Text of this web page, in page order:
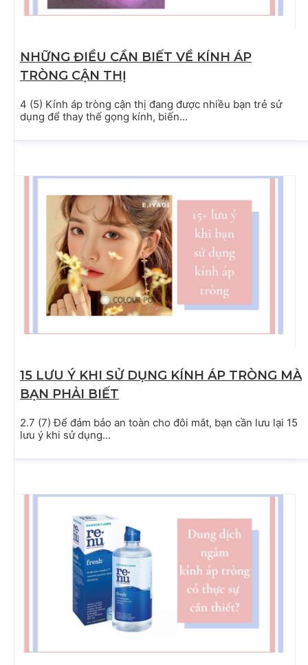
NHỮNG ĐIỀU CẦN BIẾT VỀ KÍNH ÁP
TRÒNG CẬN THỊ
4 (5) Kính áp tròng cận thị đang được nhiều bạn trẻ sử
dụng để thay thế gọng kính, biến...
15 LƯU Ý KHI SỬ DỤNG KÍNH ÁP TRÒNG MÀ
BẠN PHẢI BIẾT
2.7 (7) Để đảm bảo an toàn cho đôi mắt, bạn cần lưu lại 15
lưu ý khi sử dụng...